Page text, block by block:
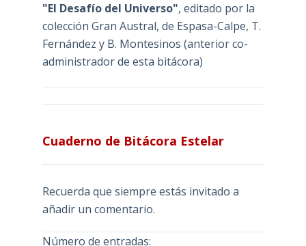
"El Desafío del Universo", editado por la
colección Gran Austral, de Espasa-Calpe, T.
Fernández y B. Montesinos (anterior co-
administrador de esta bitácora)
Cuaderno de Bitácora Estelar
Recuerda que siempre estás invitado a
añadir un comentario.
Número de entradas: